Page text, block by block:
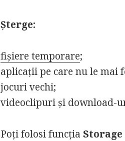
Șterge:
fișiere temporare;
aplicații pe care nu le mai
jocuri vechi;
videoclipuri și download-
Poți folosi funcțiaStorage